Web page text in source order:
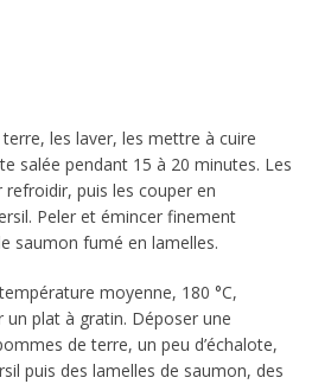
les laver, les mettre à cuire
salée pendant 15 à 20 minutes. Les
puis les couper en
Peler et émincer finement
saumon fumé en lamelles.
moyenne, 180 °C,
plat à gratin. Déposer une
de terre, un peu d’échalote,
puis des lamelles de saumon, des